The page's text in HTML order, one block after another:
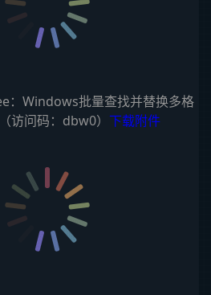
：Windows批量查找并替换多格
访问码：dbw0） 下载附件